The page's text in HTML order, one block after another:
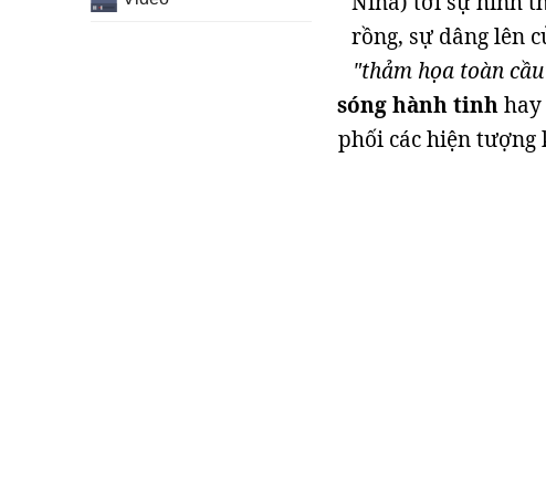
rồng, sự dâng lên
"thảm họa toàn
sóng hành tinhhay
phối các hiện